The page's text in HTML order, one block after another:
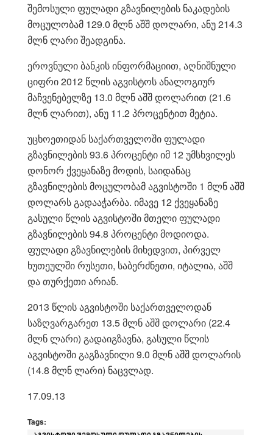
შემოსული ფულადი გზავნილების ნაკადების
მოცულობამ 129.0 მლნ აშშ დოლარი, ანუ 214.3
მლნ ლარი შეადგინა.
ეროვნული ბანკის ინფორმაციით, აღნიშნული
ციფრი 2012 წლის აგვისტოს ანალოგიურ
მაჩვენებელზე 13.0 მლნ აშშ დოლარით (21.6
მლნ ლარით), ანუ 11.2 პროცენტით მეტია.
უცხოეთიდან საქართველოში ფულადი
გზავნილების 93.6 პროცენტი იმ 12 უმსხვილეს
დონორ ქვეყანაზე მოდის, საიდანაც
გზავნილების მოცულობამ აგვისტოში 1 მლნ აშშ
დოლარს გადააჭარბა. იმავე 12 ქვეყანაზე
გასული წლის აგვისტოში მთელი ფულადი
გზავნილების 94.8 პროცენტი მოდიოდა.
ფულადი გზავნილების მიხედვით, პირველ
ხუთეულში რუსეთი, საბერძნეთი, იტალია, აშშ
და თურქეთი არიან.
2013 წლის აგვისტოში საქართველოდან
საზღვარგარეთ 13.5 მლნ აშშ დოლარი (22.4
მლნ ლარი) გადაიგზავნა, გასული წლის
აგვისტოში გაგზავნილი 9.0 მლნ აშშ დოლარის
(14.8 მლნ ლარი) ნაცვლად.
17.09.13
Tags: